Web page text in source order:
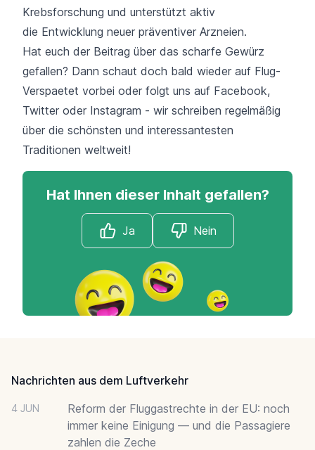
Krebsforschung und unterstützt aktiv
die Entwicklung neuer präventiver Arzneien.
Hat euch der Beitrag über das scharfe Gewürz
gefallen? Dann schaut doch bald wieder auf Flug-
Verspaetet vorbei oder folgt uns auf Facebook,
Twitter oder Instagram - wir schreiben regelmäßig
über die schönsten und interessantesten
Traditionen weltweit!
Hat Ihnen dieser Inhalt gefallen?
Ja Nein
Nachrichten aus dem Luftverkehr
4 JUN
Reform der Fluggastrechte in der EU: noch
immer keine Einigung — und die Passagiere
zahlen die Zeche